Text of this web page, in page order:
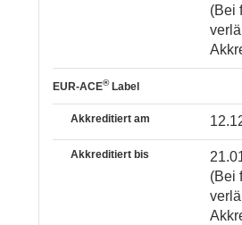
(Bei
EUR-ACE®Label
Akkreditiert am
Akkreditiert bis
(Bei